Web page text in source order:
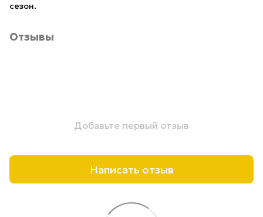
сезон.
Отзывы
Добавьте первый отзыв
Написать отзыв